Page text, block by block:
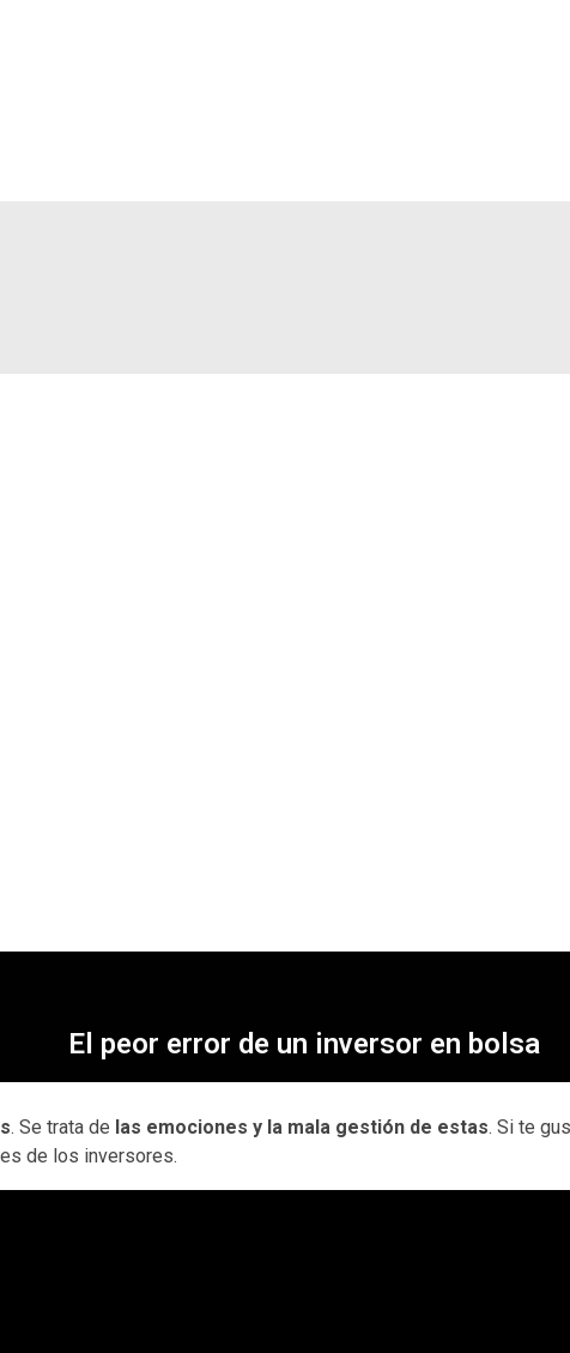
El peor error de un inversor en bolsa
. Se trata de las emociones y la mala gestión de estas. Si te
de los inversores.